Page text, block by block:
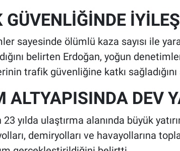
sayesinde ölümlü kaza sayısı ile
belirten Erdoğan, yoğun
trafik güvenliğine katkı
ALTYAPISINDA DEV
yılda ulaştırma alanında büyük
demiryolları ve havayollarına